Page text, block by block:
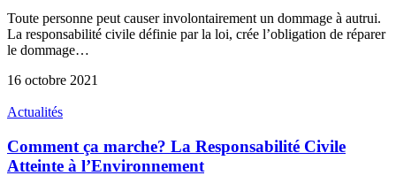
Toute personne peut causer involontairement un dommage à autrui.
La responsabilité civile définie par la loi, crée l’obligation de réparer
le dommage…
16 octobre 2021
Actualités
Comment ça marche? La Responsabilité Civile
Atteinte à l’Environnement